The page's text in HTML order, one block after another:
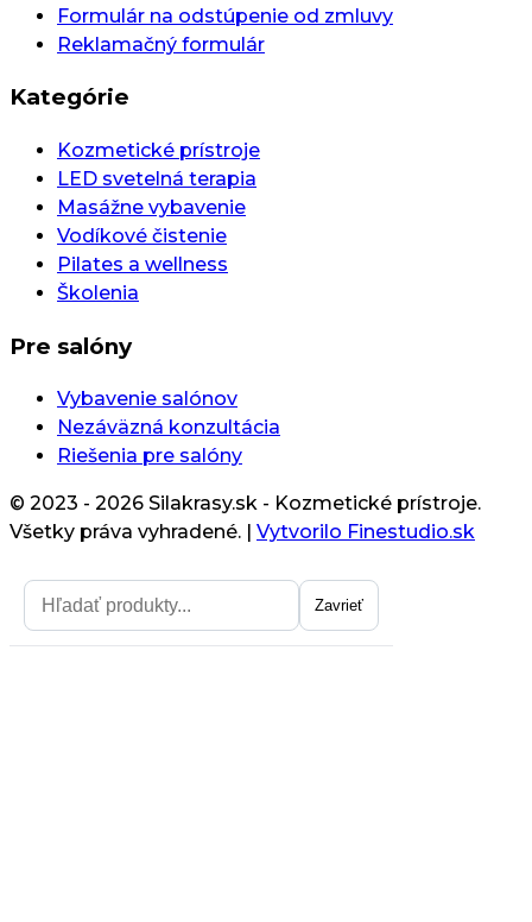
Formulár na odstúpenie od zmluvy
Reklamačný formulár
Kategórie
Kozmetické prístroje
LED svetelná terapia
Masážne vybavenie
Vodíkové čistenie
Pilates a wellness
Školenia
Pre salóny
Vybavenie salónov
Nezáväzná konzultácia
Riešenia pre salóny
© 2023 - 2026 Silakrasy.sk - Kozmetické prístroje.
Všetky práva vyhradené.
Vytvorilo Finestudio.sk
Zavrieť
Zavrieť